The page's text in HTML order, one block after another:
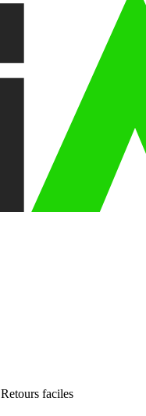
Retours faciles